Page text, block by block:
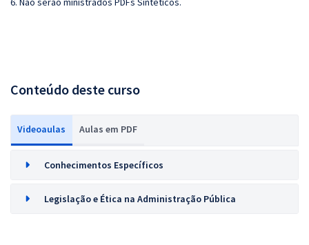
Conteúdo deste curso
Videoaulas Aulas em PDF
Conhecimentos Específicos
Legislação e Ética na Administração Pública